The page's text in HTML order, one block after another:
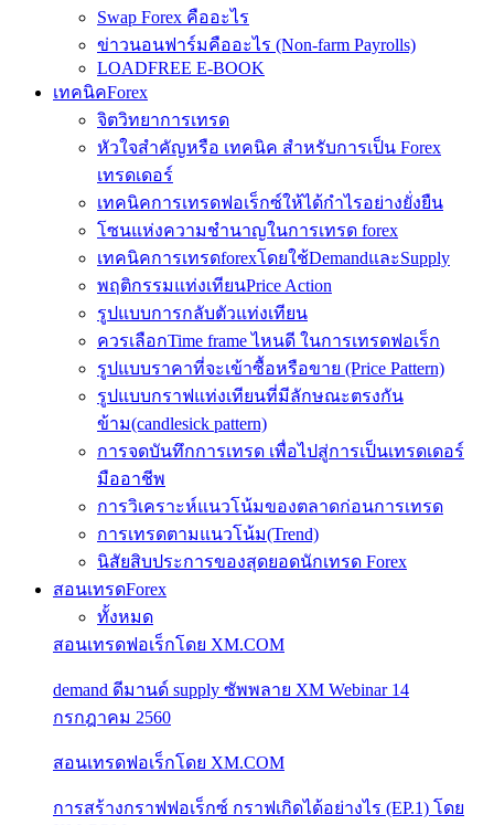
Swap Forex คืออะไร
ข่าวนอนฟาร์มคืออะไร (Non-farm Payrolls)
LOADFREE E-BOOK
เทคนิคForex
จิตวิทยาการเทรด
หัวใจสำคัญหรือ เทคนิค สำหรับการเป็น Forex
เทรดเดอร์
เทคนิคการเทรดฟอเร็กซ์ให้ได้กำไรอย่างยั่งยืน
โซนแห่งความชำนาญในการเทรด forex
เทคนิคการเทรดforexโดยใช้DemandและSupply
พฤติกรรมแท่งเทียนPrice Action
รูปแบบการกลับตัวแท่งเทียน
ควรเลือกTime frame ไหนดี ในการเทรดฟอเร็ก
รูปแบบราคาที่จะเข้าซื้อหรือขาย (Price Pattern)
รูปแบบกราฟแท่งเทียนที่มีลักษณะตรงกัน
ข้าม(candlesick pattern)
การจดบันทึกการเทรด เพื่อไปสู่การเป็นเทรดเดอร์
มืออาชีพ
การวิเคราะห์แนวโน้มของตลาดก่อนการเทรด
การเทรดตามแนวโน้ม(Trend)
นิสัยสิบประการของสุดยอดนักเทรด Forex
สอนเทรดForex
ทั้งหมด
สอนเทรดฟอเร็กโดย XM.COM
demand ดีมานด์ supply ซัพพลาย XM Webinar 14
กรกฎาคม 2560
สอนเทรดฟอเร็กโดย XM.COM
การสร้างกราฟฟอเร็กซ์ กราฟเกิดได้อย่างไร (EP.1) โดย